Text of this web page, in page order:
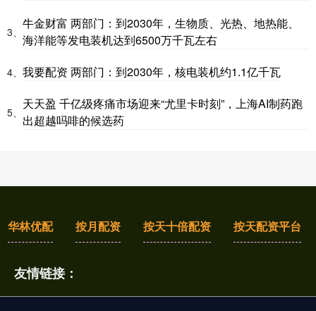
3、
牛金财富 两部门：到2030年，生物质、光热、地热能、
海洋能等发电装机达到6500万千瓦左右
4、 我要配资 两部门：到2030年，核电装机约1.1亿千瓦
5、
天天盈 千亿级疼痛市场迎来“尤里卡时刻”，上海AI制药跑
出超越吗啡的候选药
华林优配 按月配资 按天十倍配资 按天配资平台
友情链接：